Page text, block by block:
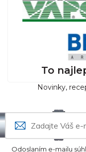
To
Novinky,
Odoslaním e-mailu